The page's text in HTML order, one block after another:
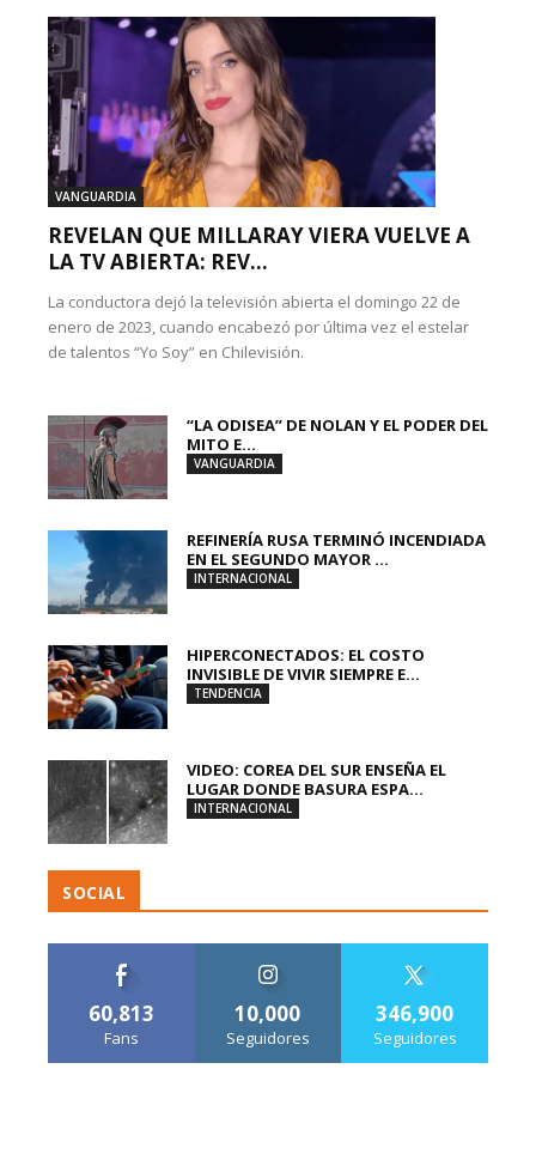
VANGUARDIA
REVELAN QUE MILLARAY VIERA VUELVE A
LA TV ABIERTA: REV...
La conductora dejó la televisión abierta el domingo 22 de
enero de 2023, cuando encabezó por última vez el estelar
de talentos “Yo Soy” en Chilevisión.
“LA ODISEA” DE NOLAN Y EL PODER DEL
MITO E...
VANGUARDIA
REFINERÍA RUSA TERMINÓ INCENDIADA
EN EL SEGUNDO MAYOR ...
INTERNACIONAL
HIPERCONECTADOS: EL COSTO
INVISIBLE DE VIVIR SIEMPRE E...
TENDENCIA
VIDEO: COREA DEL SUR ENSEÑA EL
LUGAR DONDE BASURA ESPA...
INTERNACIONAL
SOCIAL
60,813
Fans
10,000
Seguidores
346,900
Seguidores